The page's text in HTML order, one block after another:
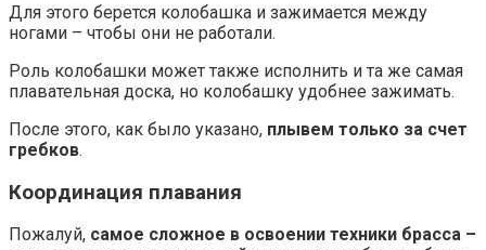
Для этого берется колобашка и зажимается между
ногами – чтобы они не работали.
Роль колобашки может также исполнить и та же самая
плавательная доска, но колобашку удобнее зажимать.
После этого, как было указано, плывем только за счет
гребков.
Координация плавания
Пожалуй, самое сложное в освоении техники брасса –